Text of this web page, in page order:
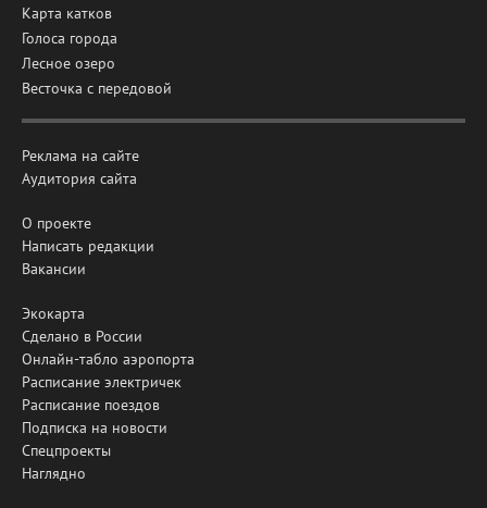
Карта катков
Голоса города
Лесное озеро
Весточка с передовой
Реклама на сайте
Аудитория сайта
О проекте
Написать редакции
Вакансии
Экокарта
Сделано в России
Онлайн-табло аэропорта
Расписание электричек
Расписание поездов
Подписка на новости
Спецпроекты
Наглядно